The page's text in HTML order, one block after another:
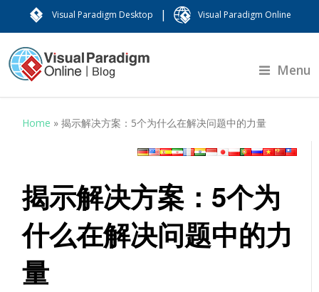
Visual Paradigm Desktop | Visual Paradigm Online
Menu
Home »揭示解决方案：5个为什么在解决问题中的力量
揭示解决方案：5个为
什么在解决问题中的力
量